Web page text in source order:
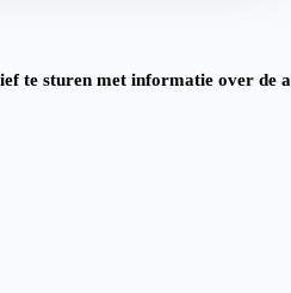
te sturen met informatie over de